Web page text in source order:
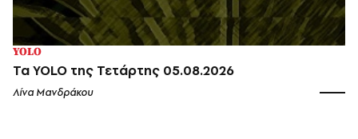
YOLO
Τα YOLO της Τετάρτης 05.08.2026
Λίνα Μανδράκου